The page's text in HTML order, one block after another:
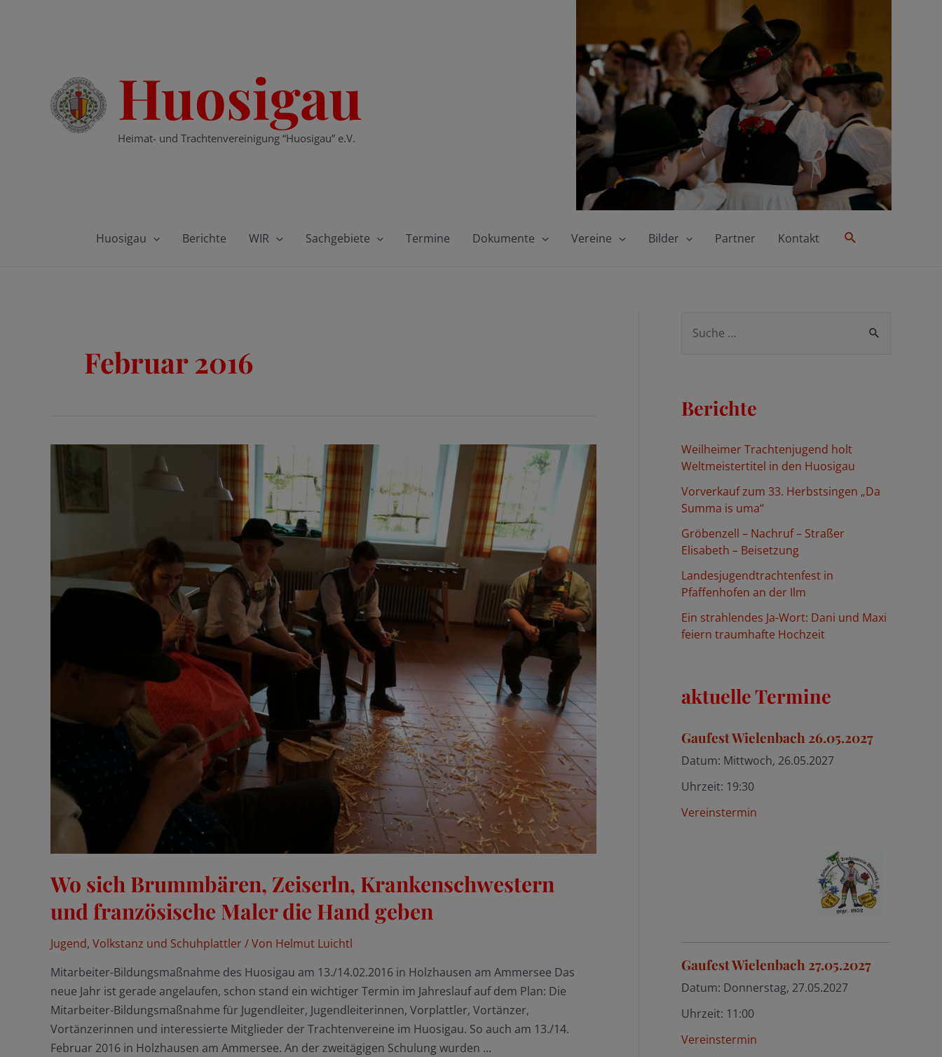
Huosigau
Heimat- und Trachtenvereinigung “Huosigau” e.V.
Huosigau Berichte WIR Sachgebiete Termine Dokumente Vereine Bilder Partner Kontakt Suche
Februar 2016
Wo sich Brummbären, Zeiserln, Krankenschwestern
und französische Maler die Hand geben
Jugend, Volkstanz und Schuhplattler/ Von Helmut Luichtl
Mitarbeiter-Bildungsmaßnahme des Huosigau am 13./14.02.2016 in Holzhausen am Ammersee Das
neue Jahr ist gerade angelaufen, schon stand ein wichtiger Termin im Jahreslauf auf dem Plan: Die
Mitarbeiter-Bildungsmaßnahme für Jugendleiter, Jugendleiterinnen, Vorplattler, Vortänzer,
Vortänzerinnen und interessierte Mitglieder der Trachtenvereine im Huosigau. So auch am 13./14.
Februar 2016 in Holzhausen am Ammersee. An der zweitägigen Schulung wurden …
e
n
c
:
Berichte
Weilheimer Trachtenjugend holt
Weltmeistertitel in den Huosigau
Vorverkauf zum 33. Herbstsingen „Da
Summa is uma“
Gröbenzell – Nachruf – Straßer
Elisabeth – Beisetzung
Landesjugendtrachtenfest in
Pfaffenhofen an der Ilm
Ein strahlendes Ja-Wort: Dani und Maxi
feiern traumhafte Hochzeit
aktuelle Termine
Gaufest Wielenbach 26.05.2027
Datum: Mittwoch, 26.05.2027
Uhrzeit: 19:30
Vereinstermin
Gaufest Wielenbach 27.05.2027
Datum: Donnerstag, 27.05.2027
Uhrzeit: 11:00
Vereinstermin